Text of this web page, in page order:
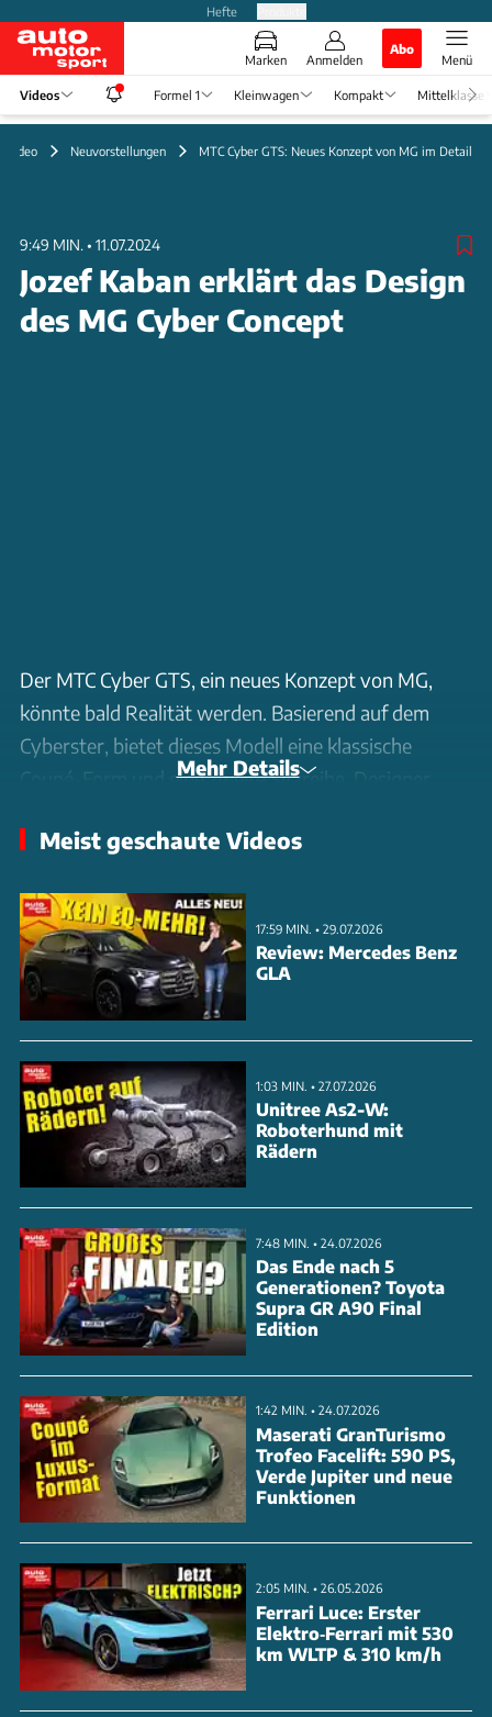
Hefte
Marken Anmelden
Abo
Menü
Videos Formel 1 Kleinwagen Kompakt Mittelklasse
Video Neuvorstellungen MTC Cyber GTS: Neues Konzept von MG im Detail
9:49 MIN. • 11.07.2024
Jozef Kaban erklärt das Design
des MG Cyber Concept
Der MTC Cyber GTS, ein neues Konzept von MG,
könnte bald Realität werden. Basierend auf dem
Cyberster, bietet dieses Modell eine klassische
Coupé-Form und eine zweite Sitzreihe. Designer
erklärt die entspannte Form und den britischen
frisches Blut, um sich in Europa zu etablieren. Die
Marke verzichtet bewusst auf übermäßigen Chrom
und setzt auf klare Proportionen und Harmonie im
Design. Der GTS strahlt eine positive Botschaft aus,
ohne aggressiv zu wirken. Die Zukunft des GTS
bleibt spannend, während der Cyberster bereits
erhältlich ist. Sehen Sie sich das Video an, um mehr
über das Design und die Vision von Jozef Kaban zu
erfahren.
Mehr Details
Meist geschaute Videos
17:59 MIN. • 29.07.2026
Review: Mercedes Benz
GLA
1:03 MIN. • 27.07.2026
Unitree As2-W:
Roboterhund mit
Rädern
7:48 MIN. • 24.07.2026
Das Ende nach 5
Generationen? Toyota
Supra GR A90 Final
Edition
1:42 MIN. • 24.07.2026
Maserati GranTurismo
Trofeo Facelift: 590 PS,
Verde Jupiter und neue
Funktionen
2:05 MIN. • 26.05.2026
Ferrari Luce: Erster
Elektro‑Ferrari mit 530
km WLTP & 310 km/h